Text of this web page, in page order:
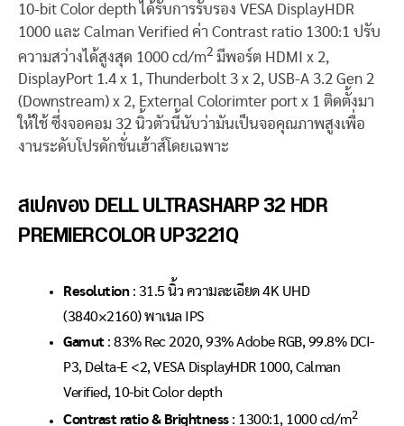
10-bit Color depth ได้รับการรับรอง VESA DisplayHDR
1000 และ Calman Verified ค่า Contrast ratio 1300:1 ปรับ
ความสว่างได้สูงสุด 1000 cd/m2 มีพอร์ต HDMI x 2,
DisplayPort 1.4 x 1, Thunderbolt 3 x 2, USB-A 3.2 Gen 2
(Downstream) x 2, External Colorimter port x 1 ติดตั้งมา
ให้ใช้ ซึ่งจอคอม 32 นิ้วตัวนี้นับว่ามันเป็นจอคุณภาพสูงเพื่อ
งานระดับโปรดักชั่นเฮ้าส์โดยเฉพาะ
สเปคของ DELL ULTRASHARP 32 HDR
PREMIERCOLOR UP3221Q
Resolution: 31.5 นิ้ว ความละเอียด 4K UHD
(3840×2160) พาเนล IPS
Gamut: 83% Rec 2020, 93% Adobe RGB, 99.8% DCI-
P3, Delta-E <2, VESA DisplayHDR 1000, Calman
Verified, 10-bit Color depth
Contrast ratio & Brightness: 1300:1, 1000 cd/m2